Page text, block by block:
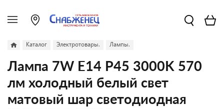
Каталог Электротовары. Лампы.
Лампа 7W E14 Р45 3000K 570
лм холодный белый свет
матовый шар светодиодная